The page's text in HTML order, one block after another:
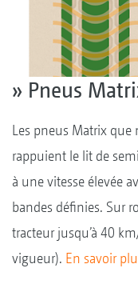
» Pneus
Les pneus Matrix que
rappuient le lit de
à une vitesse élevée
bandes définies. Sur
tracteur jusqu’à 40
vigueur). En savoir